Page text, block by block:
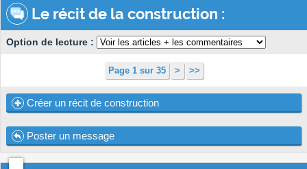
Le récit de la construction :
Option de lecture :
Page 1 sur 35 > >>
Créer un récit de construction
Poster un message